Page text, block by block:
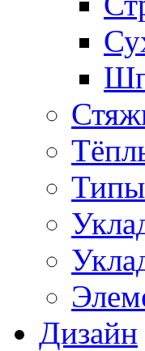
Дизайн